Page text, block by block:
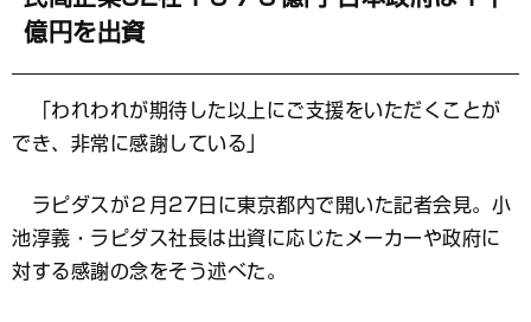
億円を出資
「われわれが期待した以上にご支援をいただくことが
でき、非常に感謝している」
ラピダスが２月27日に東京都内で開いた記者会見。小
池淳義・ラピダス社長は出資に応じたメーカーや政府に
対する感謝の念をそう述べた。